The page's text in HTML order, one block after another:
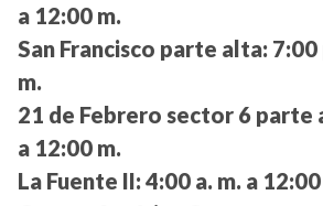
a 12:00 m.
San Francisco parte alta: 7:00
m.
21 de Febrero sector 6 parte
a 12:00 m.
La Fuente II: 4:00 a. m. a